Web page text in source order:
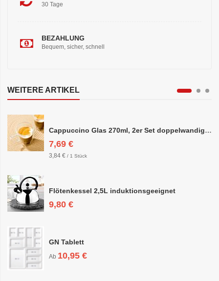
30 Tage
BEZAHLUNG
Bequem, sicher, schnell
WEITERE ARTIKEL
Cappuccino Glas 270ml, 2er Set doppelwandig, ca. 8,5 x 10cm
7,69 €
3,84 € / 1 Stück
Flötenkessel 2,5L induktionsgeeignet
9,80 €
GN Tablett
Ab 10,95 €